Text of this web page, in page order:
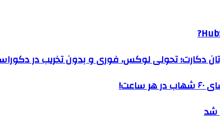
دکارت؛ تحولی لوکس، فوری و بدون تخریب در
شد